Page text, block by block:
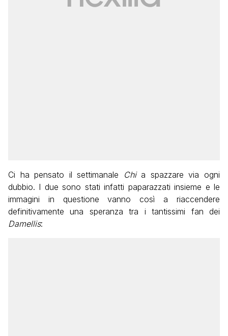
Ci ha pensato il settimanale Chia spazzare via ogni
dubbio. I due sono stati infatti paparazzati insieme e le
immagini in questione vanno così a riaccendere
definitivamente una speranza tra i tantissimi fan dei
Damellis: